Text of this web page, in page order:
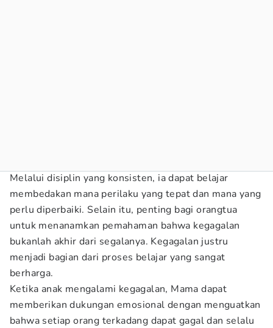
Melalui disiplin yang konsisten, ia dapat belajar
membedakan mana perilaku yang tepat dan mana yang
perlu diperbaiki. Selain itu, penting bagi orangtua
untuk menanamkan pemahaman bahwa kegagalan
bukanlah akhir dari segalanya. Kegagalan justru
menjadi bagian dari proses belajar yang sangat
berharga.
Ketika anak mengalami kegagalan, Mama dapat
memberikan dukungan emosional dengan menguatkan
bahwa setiap orang terkadang dapat gagal dan selalu